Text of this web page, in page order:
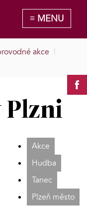
akce |
Plzni
Akce
Hudba
Tanec
Plzeň město